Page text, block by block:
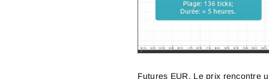
Futures EUR. Le prix rencontre